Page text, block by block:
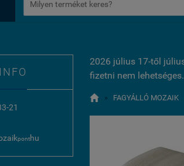
21
ponthu
2026 július 17-től
fizetni nem lehetséges.
 » FAGYÁLLÓ MOZAIK